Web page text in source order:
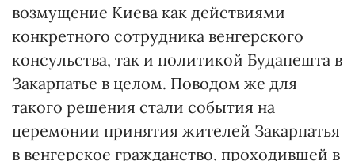
возмущение Киева как действиями
конкретного сотрудника венгерского
консульства, так и политикой Будапешта в
Закарпатье в целом. Поводом же для
такого решения стали события на
церемонии принятия жителей Закарпатья
в венгерское гражданство, проходившей в